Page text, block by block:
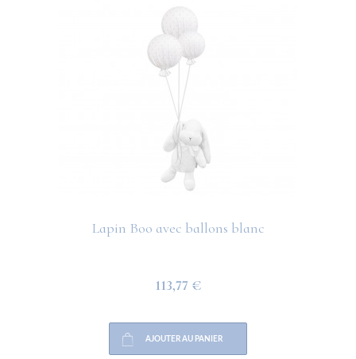
Lapin Boo avec ballons blanc
113,77 €
AJOUTER AU PANIER